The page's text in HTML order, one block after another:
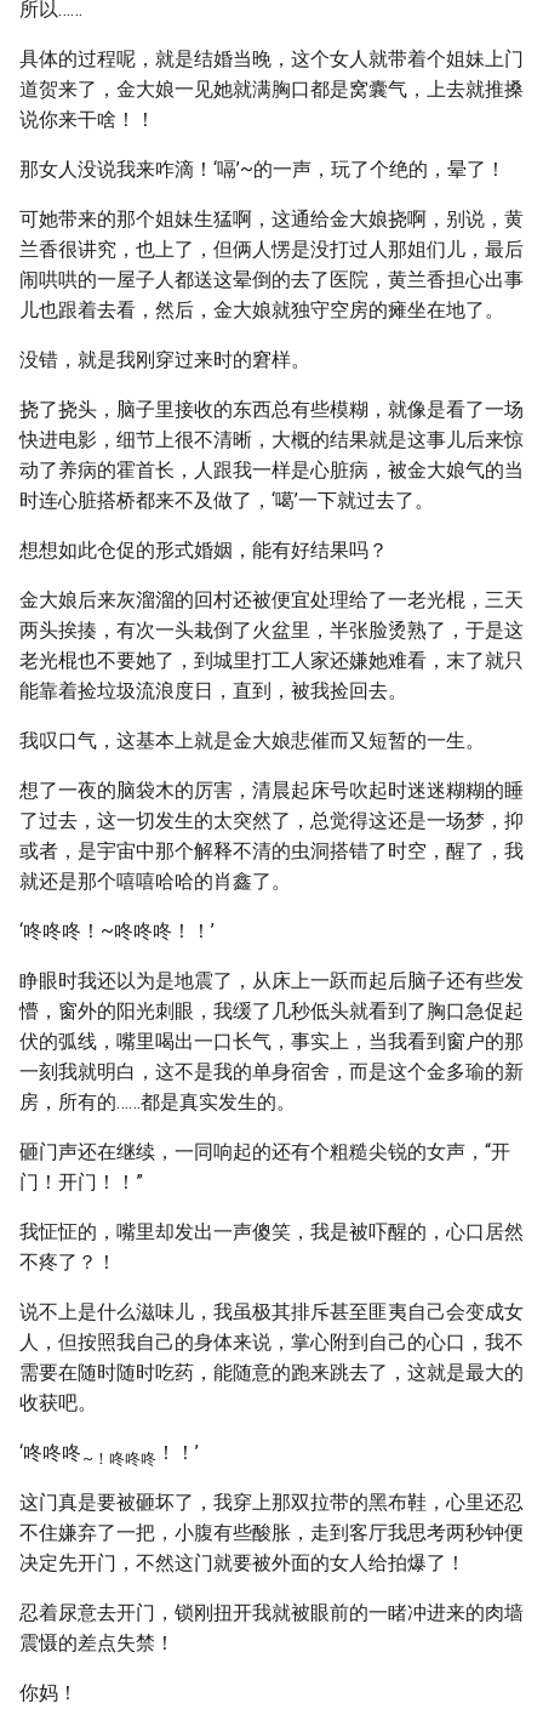
所以……
具体的过程呢，就是结婚当晚，这个女人就带着个姐妹上门
道贺来了，金大娘一见她就满胸口都是窝囊气，上去就推搡
说你来干啥！！
那女人没说我来咋滴！‘嗝’~的一声，玩了个绝的，晕了！
可她带来的那个姐妹生猛啊，这通给金大娘挠啊，别说，黄
兰香很讲究，也上了，但俩人愣是没打过人那姐们儿，最后
闹哄哄的一屋子人都送这晕倒的去了医院，黄兰香担心出事
儿也跟着去看，然后，金大娘就独守空房的瘫坐在地了。
没错，就是我刚穿过来时的窘样。
挠了挠头，脑子里接收的东西总有些模糊，就像是看了一场
快进电影，细节上很不清晰，大概的结果就是这事儿后来惊
动了养病的霍首长，人跟我一样是心脏病，被金大娘气的当
时连心脏搭桥都来不及做了，‘噶’一下就过去了。
想想如此仓促的形式婚姻，能有好结果吗？
金大娘后来灰溜溜的回村还被便宜处理给了一老光棍，三天
两头挨揍，有次一头栽倒了火盆里，半张脸烫熟了，于是这
老光棍也不要她了，到城里打工人家还嫌她难看，末了就只
能靠着捡垃圾流浪度日，直到，被我捡回去。
我叹口气，这基本上就是金大娘悲催而又短暂的一生。
想了一夜的脑袋木的厉害，清晨起床号吹起时迷迷糊糊的睡
了过去，这一切发生的太突然了，总觉得这还是一场梦，抑
或者，是宇宙中那个解释不清的虫洞搭错了时空，醒了，我
就还是那个嘻嘻哈哈的肖鑫了。
‘咚咚咚！~咚咚咚！！’
睁眼时我还以为是地震了，从床上一跃而起后脑子还有些发
懵，窗外的阳光刺眼，我缓了几秒低头就看到了胸口急促起
伏的弧线，嘴里喝出一口长气，事实上，当我看到窗户的那
一刻我就明白，这不是我的单身宿舍，而是这个金多瑜的新
房，所有的……都是真实发生的。
砸门声还在继续，一同响起的还有个粗糙尖锐的女声，“开
门！开门！！”
我怔怔的，嘴里却发出一声傻笑，我是被吓醒的，心口居然
不疼了？！
说不上是什么滋味儿，我虽极其排斥甚至匪夷自己会变成女
人，但按照我自己的身体来说，掌心附到自己的心口，我不
需要在随时随时吃药，能随意的跑来跳去了，这就是最大的
收获吧。
‘咚咚咚 ~！咚咚咚 ！！’
这门真是要被砸坏了，我穿上那双拉带的黑布鞋，心里还忍
不住嫌弃了一把，小腹有些酸胀，走到客厅我思考两秒钟便
决定先开门，不然这门就要被外面的女人给拍爆了！
忍着尿意去开门，锁刚扭开我就被眼前的一睹冲进来的肉墙
震慑的差点失禁！
你妈！